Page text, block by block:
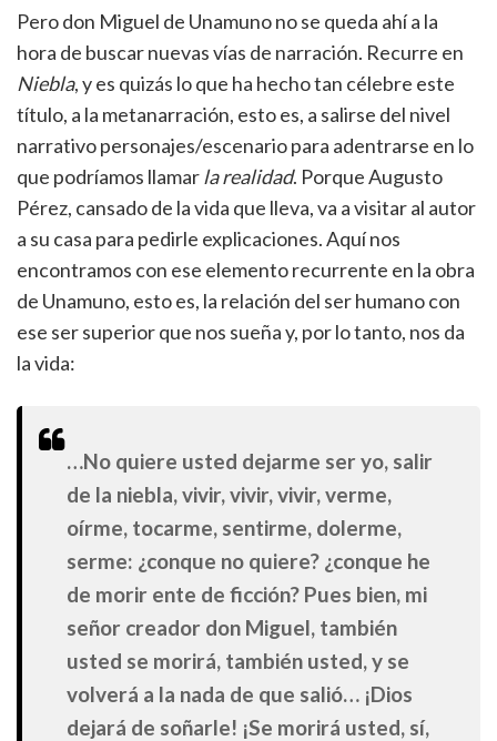
Pero don Miguel de Unamuno no se queda ahí a la
hora de buscar nuevas vías de narración. Recurre en
Niebla, y es quizás lo que ha hecho tan célebre este
título, a la metanarración, esto es, a salirse del nivel
narrativo personajes/escenario para adentrarse en lo
que podríamos llamarla realidad. Porque Augusto
Pérez, cansado de la vida que lleva, va a visitar al autor
a su casa para pedirle explicaciones. Aquí nos
encontramos con ese elemento recurrente en la obra
de Unamuno, esto es, la relación del ser humano con
ese ser superior que nos sueña y, por lo tanto, nos da
la vida:
…No quiere usted dejarme ser yo, salir
de la niebla, vivir, vivir, vivir, verme,
oírme, tocarme, sentirme, dolerme,
serme: ¿conque no quiere? ¿conque he
de morir ente de ficción? Pues bien, mi
señor creador don Miguel, también
usted se morirá, también usted, y se
volverá a la nada de que salió… ¡Dios
dejará de soñarle! ¡Se morirá usted, sí,